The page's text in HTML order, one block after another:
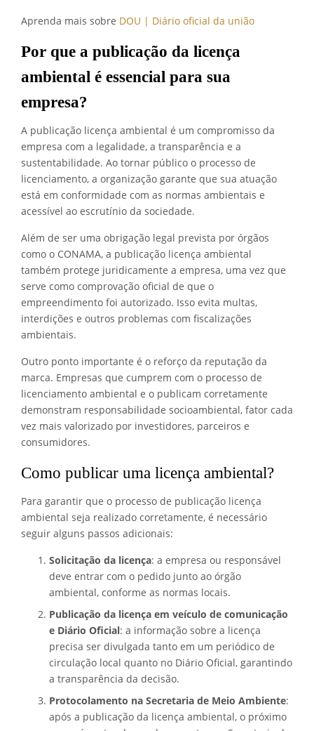
Aprenda mais sobre DOU | Diário oficial da união
Por que a publicação da licença
ambiental é essencial para sua
empresa?
A publicação licença ambiental é um compromisso da
empresa com a legalidade, a transparência e a
sustentabilidade. Ao tornar público o processo de
licenciamento, a organização garante que sua atuação
está em conformidade com as normas ambientais e
acessível ao escrutínio da sociedade.
Além de ser uma obrigação legal prevista por órgãos
como o CONAMA, a publicação licença ambiental
também protege juridicamente a empresa, uma vez que
serve como comprovação oficial de que o
empreendimento foi autorizado. Isso evita multas,
interdições e outros problemas com fiscalizações
ambientais.
Outro ponto importante é o reforço da reputação da
marca. Empresas que cumprem com o processo de
licenciamento ambiental e o publicam corretamente
demonstram responsabilidade socioambiental, fator cada
vez mais valorizado por investidores, parceiros e
consumidores.
Como publicar uma licença ambiental?
Para garantir que o processo de publicação licença
ambiental seja realizado corretamente, é necessário
seguir alguns passos adicionais:
Solicitação da licença: a empresa ou responsável
deve entrar com o pedido junto ao órgão
ambiental, conforme as normas locais.
Publicação da licença em veículo de comunicação
e Diário Oficial: a informação sobre a licença
precisa ser divulgada tanto em um periódico de
circulação local quanto no Diário Oficial, garantindo
a transparência da decisão.
Protocolamento na Secretaria de Meio Ambiente:
após a publicação da licença ambiental, o próximo